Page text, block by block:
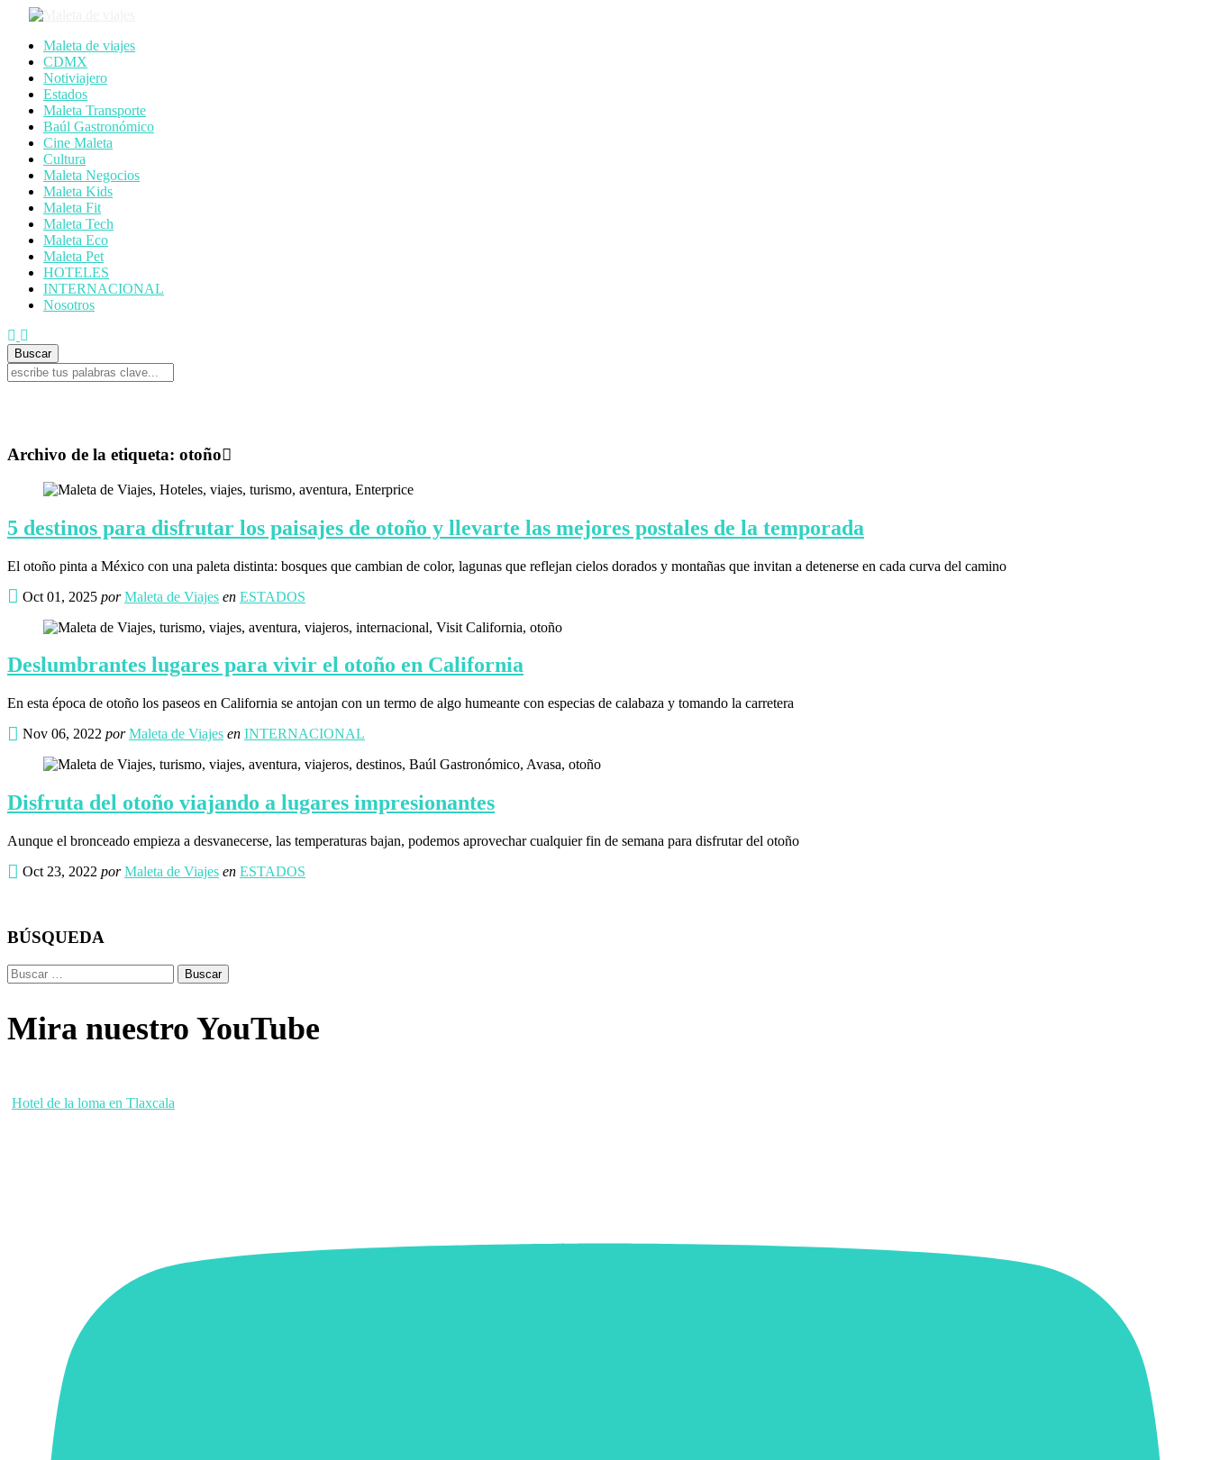
Maleta de viajes
CDMX
Notiviajero
Estados
Maleta Transporte
Baúl Gastronómico
Cine Maleta
Cultura
Maleta Negocios
Maleta Kids
Maleta Fit
Maleta Tech
Maleta Eco
Maleta Pet
HOTELES
INTERNACIONAL
Nosotros
Archivo de la etiqueta: otoño
5 destinos para disfrutar los paisajes de otoño y llevarte las mejores postales de la temporada
El otoño pinta a México con una paleta distinta: bosques que cambian de color, lagunas que reflejan cielos dorados y montañas que invitan a detenerse en cada curva del camino
Oct 01, 2025 por Maleta de Viajes en ESTADOS
Deslumbrantes lugares para vivir el otoño en California
En esta época de otoño los paseos en California se antojan con un termo de algo humeante con especias de calabaza y tomando la carretera
Nov 06, 2022 por Maleta de Viajes en INTERNACIONAL
Disfruta del otoño viajando a lugares impresionantes
Aunque el bronceado empieza a desvanecerse, las temperaturas bajan, podemos aprovechar cualquier fin de semana para disfrutar del otoño
Oct 23, 2022 por Maleta de Viajes en ESTADOS
BÚSQUEDA
Buscar:
Mira nuestro YouTube
Hotel de la loma en Tlaxcala